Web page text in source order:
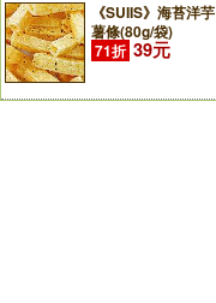
《SUIIS》海苔洋芋
薯條(80g/袋)
71折 39元